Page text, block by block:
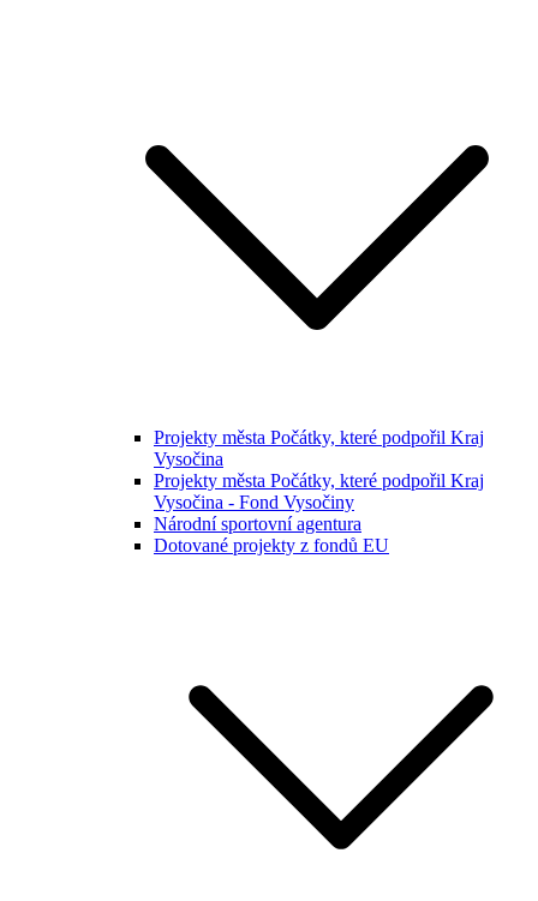
Projekty města Počátky, které podpořil Kraj
Vysočina
Projekty města Počátky, které podpořil Kraj
Vysočina - Fond Vysočiny
Národní sportovní agentura
Dotované projekty z fondů EU